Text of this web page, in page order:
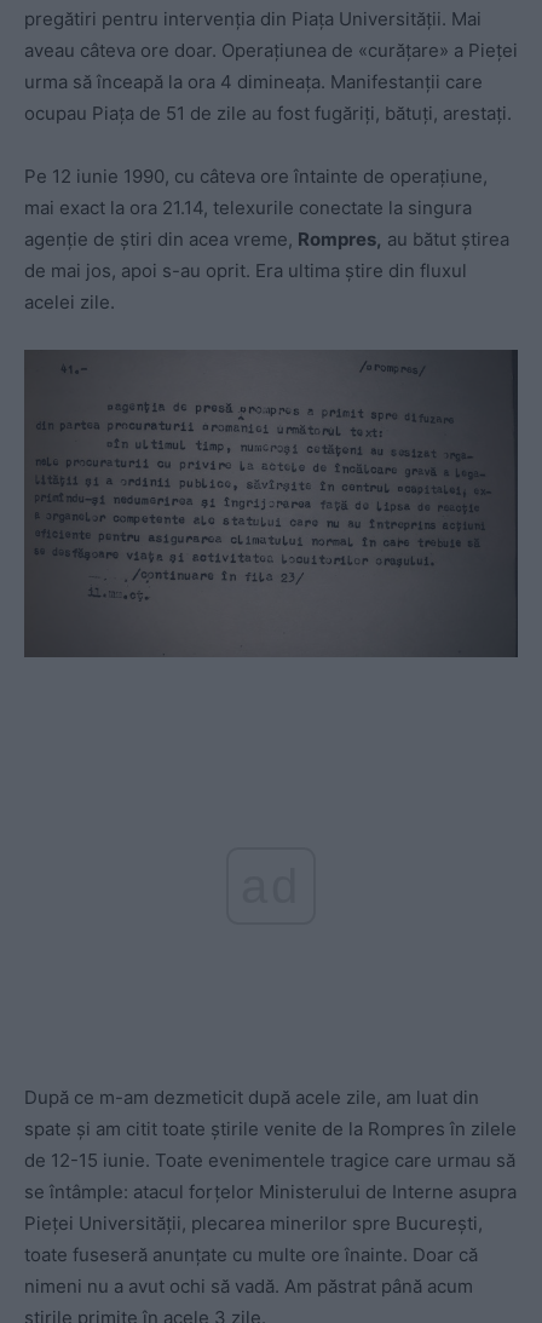
pregătiri pentru intervenția din Piața Universității. Mai
aveau câteva ore doar. Operațiunea de «curățare» a Pieței
urma să înceapă la ora 4 dimineața. Manifestanții care
ocupau Piața de 51 de zile au fost fugăriți, bătuți, arestați.
Pe 12 iunie 1990, cu câteva ore întainte de operațiune,
mai exact la ora 21.14, telexurile conectate la singura
agenție de știri din acea vreme, Rompres, au bătut știrea
de mai jos, apoi s-au oprit. Era ultima știre din fluxul
acelei zile.
După ce m-am dezmeticit după acele zile, am luat din
spate și am citit toate știrile venite de la Rompres în zilele
de 12-15 iunie. Toate evenimentele tragice care urmau să
se întâmple: atacul forțelor Ministerului de Interne asupra
Pieței Universității, plecarea minerilor spre București,
toate fuseseră anunțate cu multe ore înainte. Doar că
nimeni nu a avut ochi să vadă. Am păstrat până acum
știrile primite în acele 3 zile.